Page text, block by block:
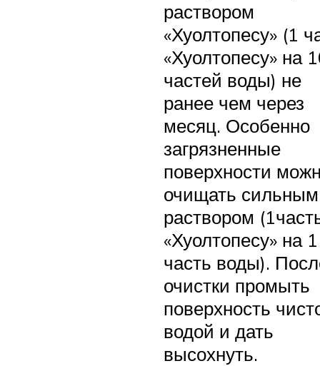
раствором
«Хуолтопесу» (1
«Хуолтопесу» на
частей воды) не
ранее чем через
месяц. Особенно
загрязненные
поверхности
очищать сильным
раствором
«Хуолтопесу» на 1
часть воды).
очистки промыть
поверхность
водой и дать
высохнуть.